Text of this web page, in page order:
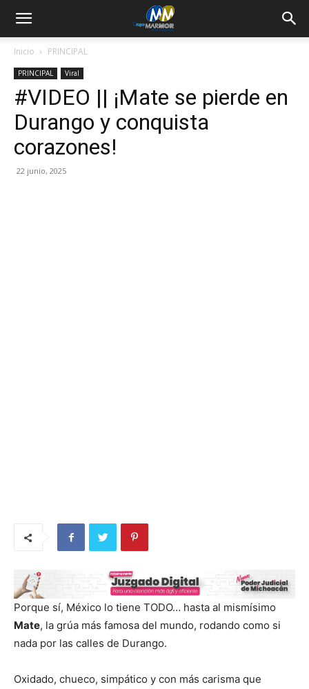
Inicio PRINCIPAL
PRINCIPAL Viral
#VIDEO || ¡Mate se pierde en
Durango y conquista
corazones!
22 junio, 2025
Porque sí, México lo tiene TODO… hasta al mismísimo
Mate, la grúa más famosa del mundo, rodando como si
nada por las calles de Durango.
Oxidado, chueco, simpático y con más carisma que